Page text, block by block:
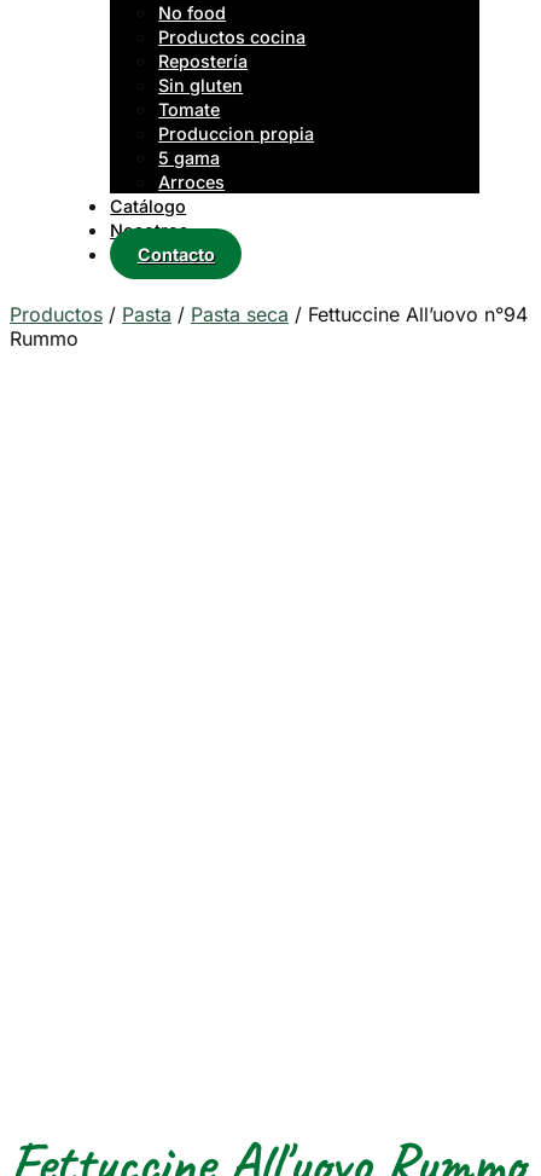
No food
Productos cocina
Repostería
Sin gluten
Tomate
Produccion propia
5 gama
Arroces
Catálogo
Nosotros
Contacto
Productos / Pasta / Pasta seca / Fettuccine All’uovo n°94
Rummo